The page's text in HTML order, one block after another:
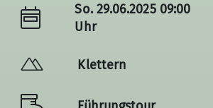
So. 29.06.2025 09:00
Uhr
Klettern